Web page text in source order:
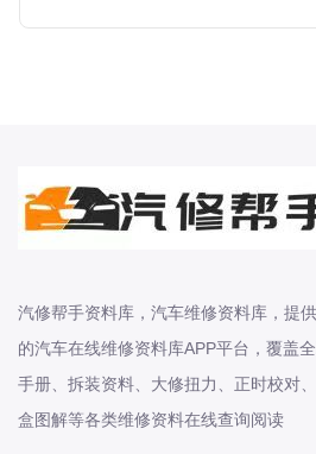
标致-进口
比速
创维
昌河
曹操
长丰猎豹
汽修帮手资料库，汽车维修资料库，提
的汽车在线维修资料库APP平台，覆盖
手册、拆装资料、大修扭力、正时校对
盒图解等各类维修资料在线查询阅读